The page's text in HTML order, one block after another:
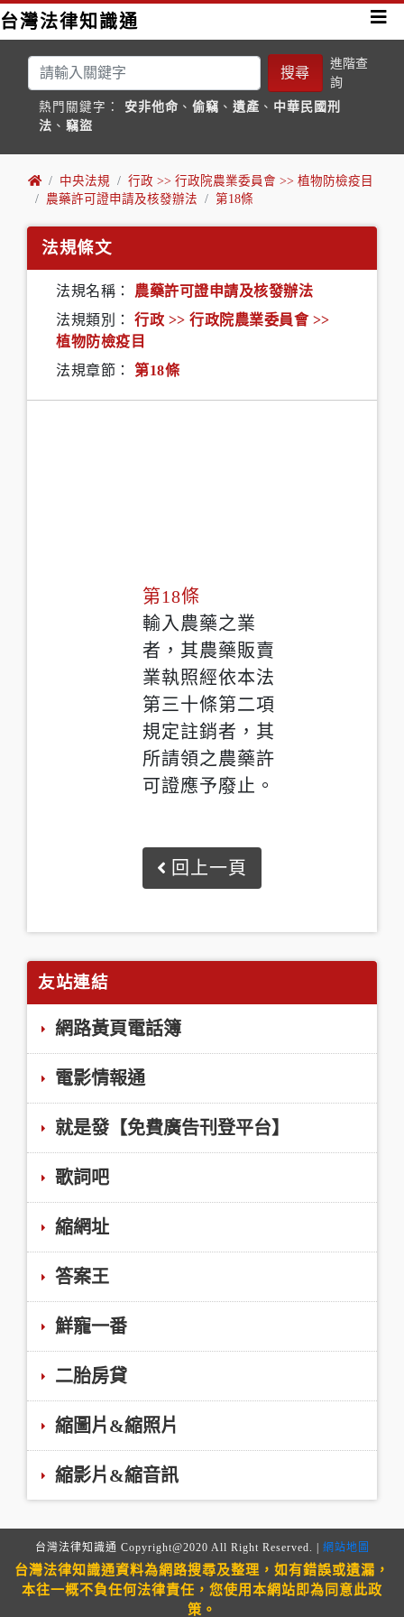
台灣法律知識通
搜尋
進階查
詢
熱門關鍵字： 安非他命 、 偷竊 、 遺產 、 中華民國刑
法 、 竊盜
中央法規
行政 >> 行政院農業委員會 >> 植物防檢疫目
農藥許可證申請及核發辦法
第18條
法規條文
法規名稱：
農藥許可證申請及核發辦法
法規類別：
行政 >> 行政院農業委員會 >>
植物防檢疫目
法規章節：
第18條
第18條
輸入農藥之業
者，其農藥販賣
業執照經依本法
第三十條第二項
規定註銷者，其
所請領之農藥許
可證應予廢止。
回上一頁
友站連結
網路黃頁電話簿
電影情報通
就是發【免費廣告刊登平台】
歌詞吧
縮網址
答案王
鮮寵一番
二胎房貸
縮圖片&縮照片
縮影片&縮音訊
台灣法律知識通 Copyright@2020 All Right Reserved. | 網站地圖
台灣法律知識通資料為網路搜尋及整理，如有錯誤或遺漏，
本往一概不負任何法律責任，您使用本網站即為同意此政
策。